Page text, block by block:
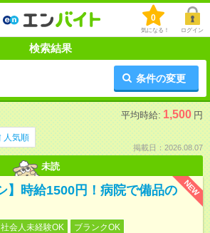
0
気になる！ ログイン
検索結果
条件の変更
平均時給: 1,500 円
人気順
掲載日：2026.08.07
未読
NEW
】時給1500円！病院で備品の
社会人未経験OK
ブランクOK